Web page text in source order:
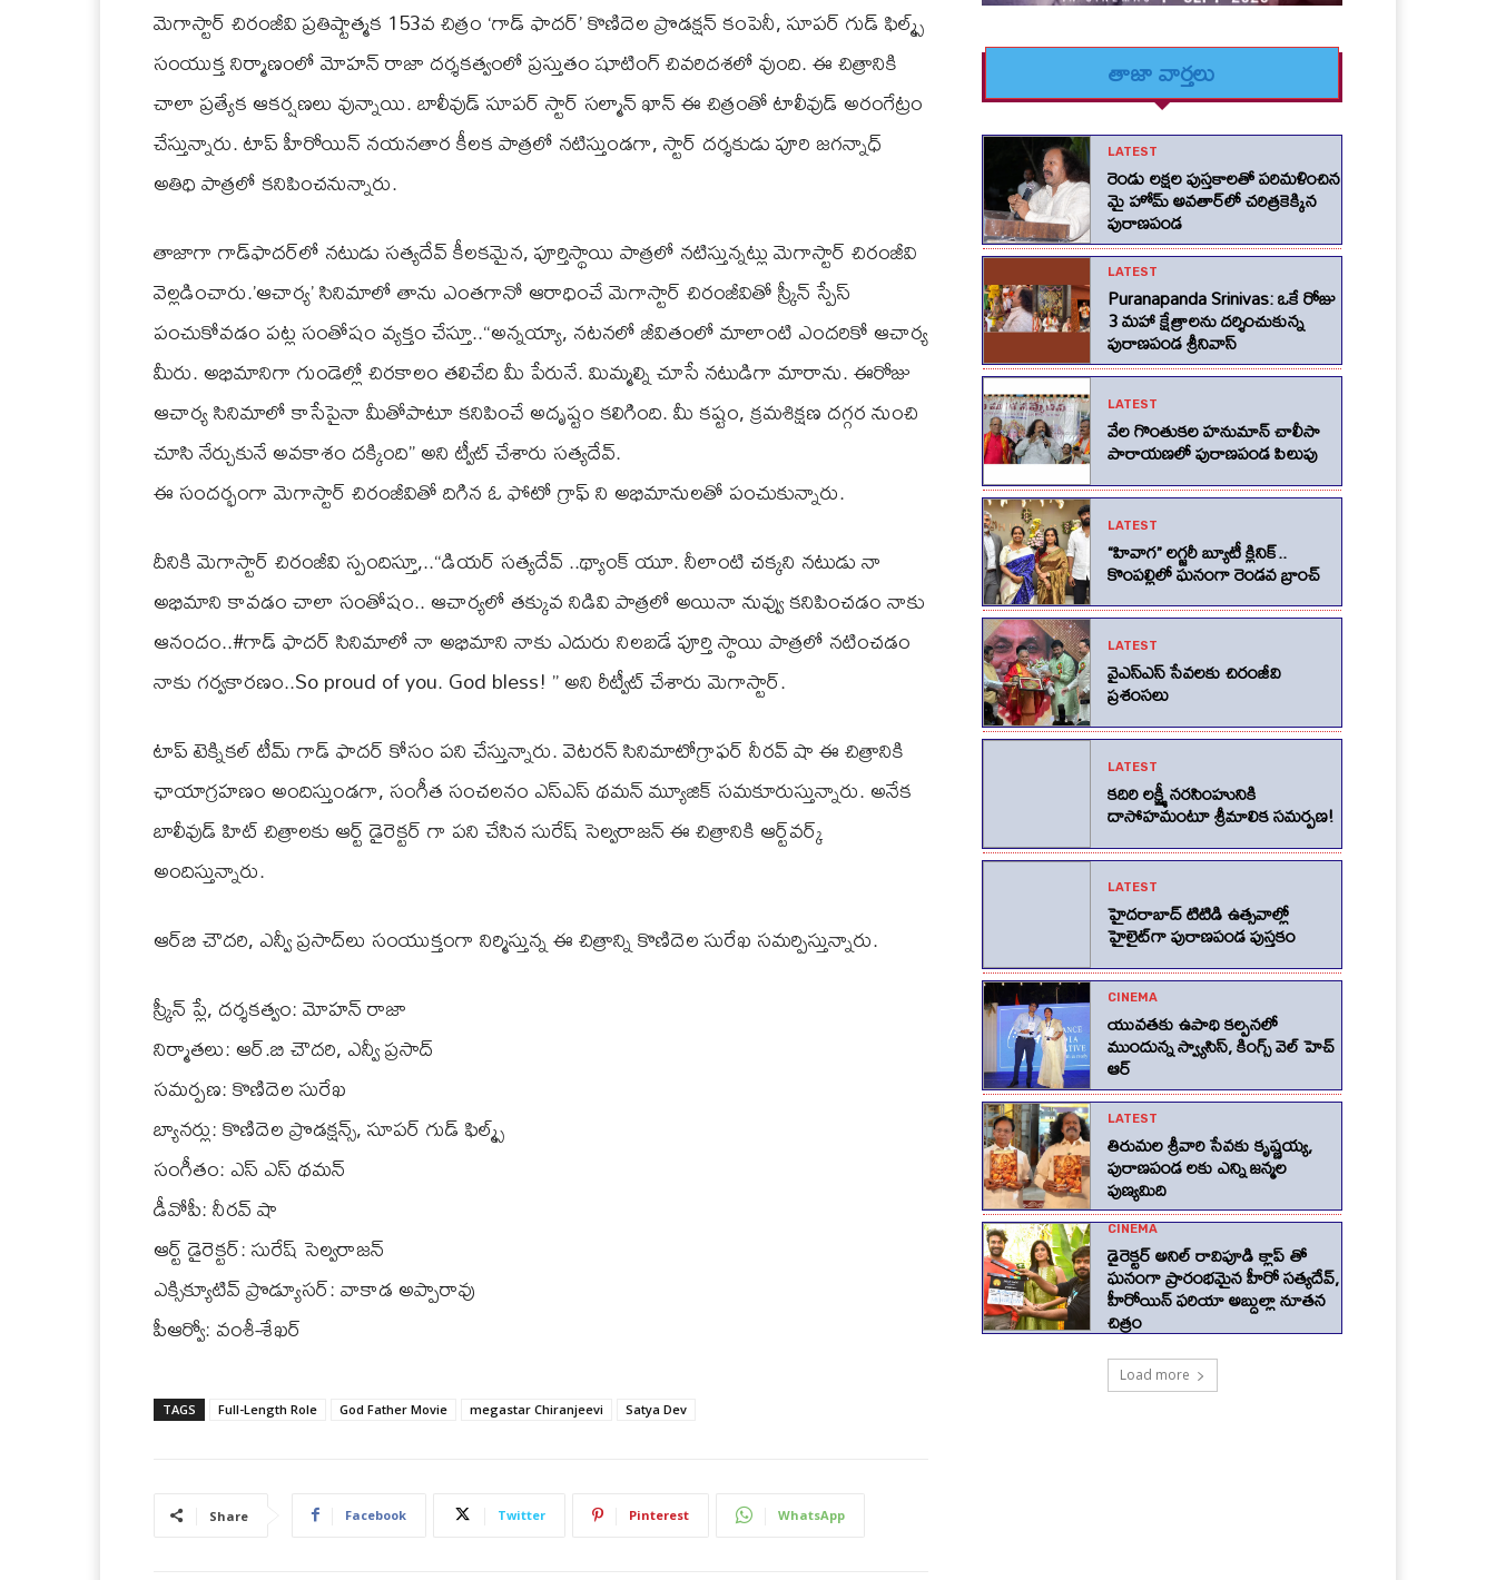
మెగాస్టార్ చిరంజీవి ప్రతిష్టాత్మక 153వ చిత్రం ‘గాడ్ ఫాదర్’ కొణిదెల ప్రొడక్షన్ కంపెనీ, సూపర్ గుడ్ ఫిల్మ్స్
సంయుక్త నిర్మాణంలో మోహన్ రాజా దర్శకత్వంలో ప్రస్తుతం షూటింగ్ చివరిదశలో వుంది. ఈ చిత్రానికి
చాలా ప్రత్యేక ఆకర్షణలు వున్నాయి. బాలీవుడ్ సూపర్ స్టార్ సల్మాన్ ఖాన్ ఈ చిత్రంతో టాలీవుడ్ అరంగేట్రం
చేస్తున్నారు. టాప్ హీరోయిన్ నయనతార కీలక పాత్రలో నటిస్తుండగా, స్టార్ దర్శకుడు పూరి జగన్నాధ్
అతిధి పాత్రలో కనిపించనున్నారు.
తాజాగా గాడ్‌ఫాదర్‌లో నటుడు సత్యదేవ్ కీలకమైన, పూర్తిస్థాయి పాత్రలో నటిస్తున్నట్లు మెగాస్టార్ చిరంజీవి
వెల్లడించారు.’ఆచార్య’ సినిమాలో తాను ఎంతగానో ఆరాధించే మెగాస్టార్ చిరంజీవితో స్క్రీన్ స్పేస్
పంచుకోవడం పట్ల సంతోషం వ్యక్తం చేస్తూ..“అన్నయ్యా, నటనలో జీవితంలో మాలాంటి ఎందరికో ఆచార్య
మీరు. అభిమానిగా గుండెల్లో చిరకాలం తలిచేది మీ పేరునే. మిమ్మల్ని చూసే నటుడిగా మారాను. ఈరోజు
ఆచార్య సినిమాలో కాసేపైనా మీతోపాటూ కనిపించే అదృష్టం కలిగింది. మీ కష్టం, క్రమశిక్షణ దగ్గర నుంచి
చూసి నేర్చుకునే అవకాశం దక్కింది” అని ట్వీట్ చేశారు సత్యదేవ్.
ఈ సందర్భంగా మెగాస్టార్ చిరంజీవితో దిగిన ఓ ఫోటో గ్రాఫ్ ని అభిమానులతో పంచుకున్నారు.
దీనికి మెగాస్టార్ చిరంజీవి స్పందిస్తూ,..“డియర్ సత్యదేవ్ ..థ్యాంక్ యూ. నీలాంటి చక్కని నటుడు నా
అభిమాని కావడం చాలా సంతోషం.. ఆచార్యలో తక్కువ నిడివి పాత్రలో అయినా నువ్వు కనిపించడం నాకు
ఆనందం..#గాడ్ ఫాదర్ సినిమాలో నా అభిమాని నాకు ఎదురు నిలబడే పూర్తి స్థాయి పాత్రలో నటించడం
నాకు గర్వకారణం..So proud of you. God bless! ” అని రీట్వీట్ చేశారు మెగాస్టార్.
టాప్ టెక్నికల్‌ టీమ్‌ గాడ్ ఫాదర్ కోసం పని చేస్తున్నారు. వెటరన్ సినిమాటోగ్రాఫర్ నీరవ్ షా ఈ చిత్రానికి
ఛాయాగ్రహణం అందిస్తుండగా, సంగీత సంచలనం ఎస్ఎస్ థమన్ మ్యూజిక్ సమకూరుస్తున్నారు. అనేక
బాలీవుడ్ హిట్ చిత్రాలకు ఆర్ట్ డైరెక్టర్ గా పని చేసిన సురేష్ సెల్వరాజన్ ఈ చిత్రానికి ఆర్ట్‌వర్క్‌
అందిస్తున్నారు.
ఆర్‌బి చౌదరి, ఎన్వీ ప్రసాద్‌లు సంయుక్తంగా నిర్మిస్తున్న ఈ చిత్రాన్ని కొణిదెల సురేఖ సమర్పిస్తున్నారు.
స్క్రీన్ ప్లే, దర్శకత్వం: మోహన్ రాజా
నిర్మాతలు: ఆర్.బి చౌదరి, ఎన్వీ ప్రసాద్
సమర్పణ: కొణిదెల సురేఖ
బ్యానర్లు: కొణిదెల ప్రొడక్షన్స్, సూపర్ గుడ్ ఫిల్మ్స్
సంగీతం: ఎస్ ఎస్ థమన్
డీవోపీ: నీరవ్ షా
ఆర్ట్ డైరెక్టర్: సురేష్ సెల్వరాజన్
ఎక్సిక్యూటివ్ ప్రొడ్యూసర్: వాకాడ అప్పారావు
పీఆర్వో: వంశీ-శేఖర్
TAGS Full-Length Role God Father Movie megastar Chiranjeevi Satya Dev
Share Facebook Twitter Pinterest WhatsApp
తాజా వార్తలు
LATEST
రెండు లక్షల పుస్తకాలతో పరిమళించిన
మై హోమ్ అవతార్‌లో చరిత్రకెక్కిన
పురాణపండ
LATEST
Puranapanda Srinivas: ఒకే రోజు
3 మహా క్షేత్రాలను దర్శించుకున్న
పురాణపండ శ్రీనివాస్
LATEST
వేల గొంతుకల హనుమాన్ చాలీసా
పారాయణలో పురాణపండ పిలుపు
LATEST
“హివాగ” లగ్జరీ బ్యూటీ క్లినిక్..
కొంపల్లిలో ఘనంగా రెండవ బ్రాంచ్
LATEST
వైఎస్ఎస్ సేవలకు చిరంజీవి
ప్రశంసలు
LATEST
కదిరి లక్ష్మీ నరసింహునికి
దాసోహమంటూ శ్రీమాలిక సమర్పణ!
LATEST
హైదరాబాద్ టిటిడి ఉత్సవాల్లో
హైలైట్‌గా పురాణపండ పుస్తకం
CINEMA
యువతకు ఉపాధి కల్పనలో
ముందున్న స్వ్యాసిస్, కింగ్స్‌ వెల్‌ హెచ్‌
ఆర్‌
LATEST
తిరుమల శ్రీవారి సేవకు కృష్ణయ్య,
పురాణపండ లకు ఎన్ని జన్మల
పుణ్యమిది
CINEMA
డైరెక్టర్ అనిల్ రావిపూడి క్లాప్ తో
ఘనంగా ప్రారంభమైన హీరో సత్యదేవ్,
హీరోయిన్ ఫరియా అబ్దుల్లా నూతన
చిత్రం
Load more